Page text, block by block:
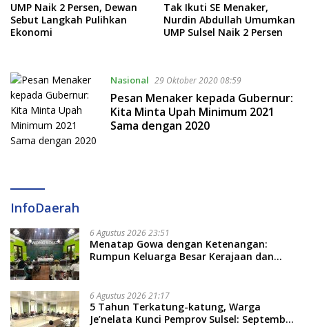
UMP Naik 2 Persen, Dewan
Sebut Langkah Pulihkan
Ekonomi
Tak Ikuti SE Menaker,
Nurdin Abdullah Umumkan
UMP Sulsel Naik 2 Persen
Nasional 29 Oktober 2020 08:59
Pesan Menaker kepada Gubernur:
Kita Minta Upah Minimum 2021
Sama dengan 2020
InfoDaerah
6 Agustus 2026 23:51
Menatap Gowa dengan Ketenangan:
Rumpun Keluarga Besar Kerajaan dan
Soal Adat dan Adab
6 Agustus 2026 21:17
5 Tahun Terkatung-katung, Warga
Je’nelata Kunci Pemprov Sulsel: September